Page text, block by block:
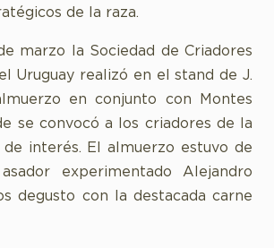
de la raza.
marzo la Sociedad de Criadores
Uruguay realizó en el stand de J.
en conjunto con Montes
se convocó a los criadores de la
interés. El almuerzo estuvo de
experimentado Alejandro
degusto con la destacada carne